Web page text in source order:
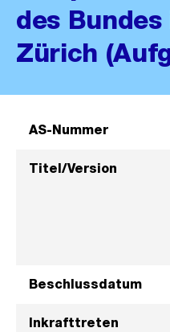
des
Zürich
AS-Nummer
Titel/Version
Beschlussdatum
Inkrafttreten